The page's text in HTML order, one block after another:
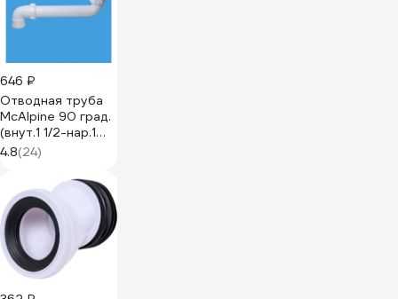
646 ₽
Отводная труба
McAlpine 90 град.
(внут.1 1/2-нар.1
1/2) длина 285 мм
HC13
4.8(24)